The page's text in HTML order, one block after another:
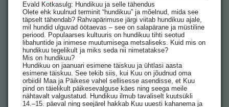
Evald Kotkasulg: Hundikuu ja selle tähendus
Olete ehk kuulnud terminit “hundikuu” ja mõelnud, mida see
täpselt tähendab? Rahvapärimuse järgi viitab hundikuu ajale,
mil hundid ulguvad öötaevas – see on salapärane ja müstiline
periood. Populaarses kultuuris on hundikuu tihti seotud
libahuntide ja inimese muutumisega metsaliseks. Kuid mis on
hundikuu tegelikult ja miks seda nii nimetatakse?
Mis on hundikuu?
Hundikuu on jaanuari esimene täiskuu ja ühtlasi aasta
esimene täiskuu. See tekib siis, kui Kuu on jõudnud oma
orbiidil Maa ja Päikese vahel sellisesse asendisse, et Kuu
pind on täielikult päikesevalguse käes ning seega meile
nähtavalt valgustatud. Hundikuu ilmub tavaliselt kuutsükli
14.–15. päeval ning seejärel hakkab Kuu uuesti kahanema ja